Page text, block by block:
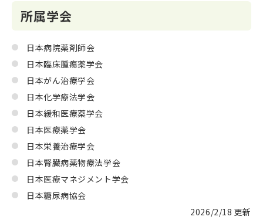
所属学会
日本病院薬剤師会
日本臨床腫瘍薬学会
日本がん治療学会
日本化学療法学会
日本緩和医療薬学会
日本医療薬学会
日本栄養治療学会
日本腎臓病薬物療法学会
日本医療マネジメント学会
日本糖尿病協会
2026/2/18 更新